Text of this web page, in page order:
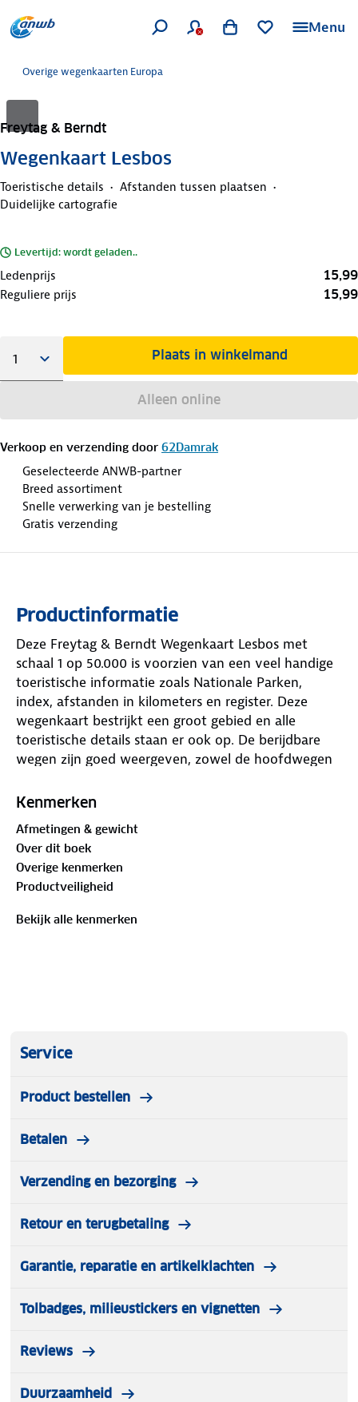
Menu
Overige wegenkaarten Europa
Freytag & Berndt
Wegenkaart Lesbos
Toeristische details
Afstanden tussen plaatsen
Duidelijke cartografie
Levertijd: wordt geladen..
Ledenprijs 15,99
Reguliere prijs 15,99
Plaats in winkelmand
Alleen online
Verkoop en verzending door 62Damrak
Geselecteerde ANWB-partner
Breed assortiment
Snelle verwerking van je bestelling
Gratis verzending
Productinformatie
Deze Freytag & Berndt Wegenkaart Lesbos met
schaal 1 op 50.000 is voorzien van een veel handige
toeristische informatie zoals Nationale Parken,
index, afstanden in kilometers en register. Deze
wegenkaart bestrijkt een groot gebied en alle
toeristische details staan er ook op. De berijdbare
wegen zijn goed weergeven, zowel de hoofdwegen
worden vermeld. In het kaartbeeld wordt door
soms enkele punten in het landschap met de
daadwerkelijke hoogte. Met allerhande symbolen
worden toeristische bezienswaardigheden
weergegeven.
Kenmerken
Afmetingen & gewicht
Over dit boek
Overige kenmerken
Productveiligheid
Bekijk alle kenmerken
Service
Product bestellen
Betalen
Verzending en bezorging
Retour en terugbetaling
Garantie, reparatie en artikelklachten
Tolbadges, milieustickers en vignetten
Reviews
Duurzaamheid